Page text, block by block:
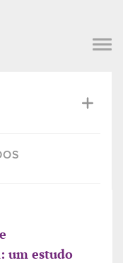
um estudo